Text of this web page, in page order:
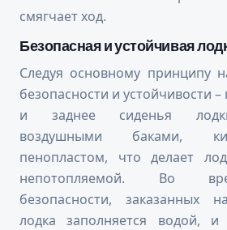
смягчает ход.
Безопасная и устойчивая
Следуя основному принципу
безопасности и устойчивости
и заднее сиденья
воздушными баками,
пенопластом, что делает
непотопляемой. Во
безопасности, заказанных
лодка заполняется водой,